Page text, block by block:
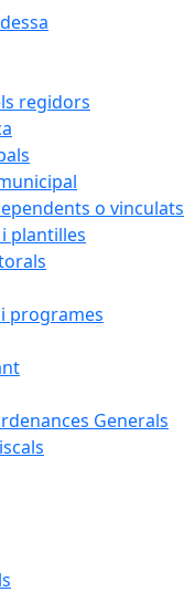
regidors
o vinculats
plantilles
programes
Generals